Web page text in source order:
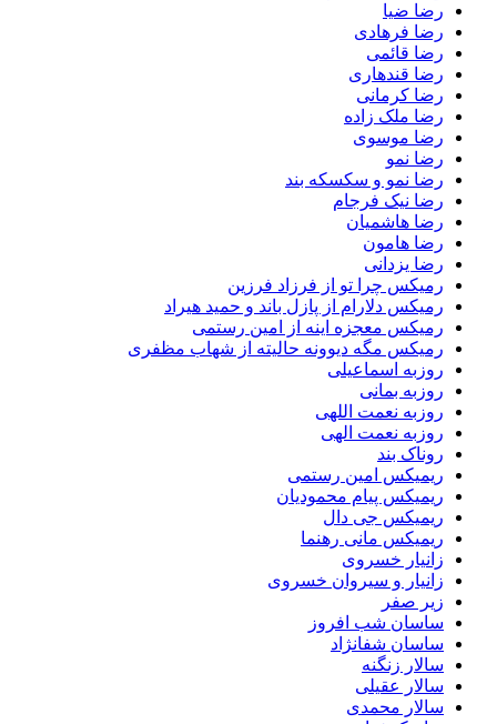
رضا ضیا
رضا فرهادی
رضا قائمی
رضا قندهاری
رضا کرمانی
رضا ملک زاده
رضا موسوی
رضا نمو
رضا نمو و سکسکه بند
رضا نیک فرجام
رضا هاشمیان
رضا هامون
رضا یزدانی
رمیکس چرا تو از فرزاد فرزین
رمیکس دلارام از پازل باند و حمید هیراد
رمیکس معجزه اینه از امین رستمی
رمیکس مگه دیوونه حالیته از شهاب مظفری
روزبه اسماعیلی
روزبه بمانی
روزبه نعمت اللهی
روزبه نعمت الهی
روناک بند
ریمیکس امین رستمی
ریمیکس پیام محمودیان
ریمیکس جی دال
ریمیکس مانی رهنما
زانیار خسروی
زانیار و سیروان خسروی
زیر صفر
ساسان شب افروز
ساسان شفانژاد
سالار زنگنه
سالار عقیلی
سالار محمدی